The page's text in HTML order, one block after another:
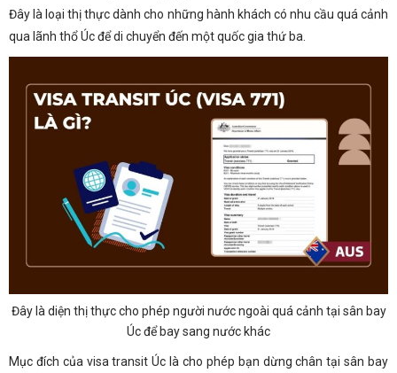
Đây là loại thị thực dành cho những hành khách có nhu cầu quá cảnh
qua lãnh thổ Úc để di chuyển đến một quốc gia thứ ba.
Đây là diện thị thực cho phép người nước ngoài quá cảnh tại sân bay
Úc để bay sang nước khác
Mục đích của visa transit Úc là cho phép bạn dừng chân tại sân bay